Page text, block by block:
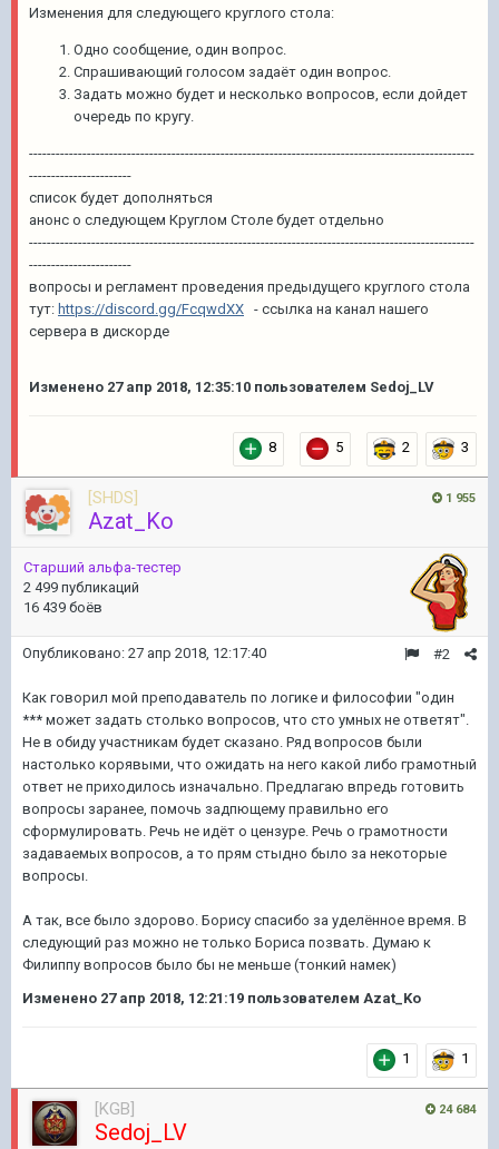
Изменения для следующего круглого стола:
Одно сообщение, один вопрос.
Спрашивающий голосом задаёт один вопрос.
Задать можно будет и несколько вопросов, если дойдет
очередь по кругу.
----------------------------------------------------------------------------------------------------
-----------------------
список будет дополняться
анонс о следующем Круглом Столе будет отдельно
----------------------------------------------------------------------------------------------------
-----------------------
вопросы и регламент проведения предыдущего круглого стола
тут: https://discord.gg/FcqwdXX - ссылка на канал нашего
сервера в дискорде
Изменено 27 апр 2018, 12:35:10 пользователем Sedoj_LV
8 5 2 3
1 955
[SHDS]
Azat_Ko
Старший альфа-тестер
2 499 публикаций
16 439 боёв
#2
Опубликовано: 27 апр 2018, 12:17:40
Как говорил мой преподаватель по логике и философии "один
*** может задать столько вопросов, что сто умных не ответят".
Не в обиду участникам будет сказано. Ряд вопросов были
настолько корявыми, что ожидать на него какой либо грамотный
ответ не приходилось изначально. Предлагаю впредь готовить
вопросы заранее, помочь задпющему правильно его
сформулировать. Речь не идёт о цензуре. Речь о грамотности
задаваемых вопросов, а то прям стыдно было за некоторые
вопросы.
А так, все было здорово. Борису спасибо за уделённое время. В
следующий раз можно не только Бориса позвать. Думаю к
Филиппу вопросов было бы не меньше (тонкий намек)
Изменено 27 апр 2018, 12:21:19 пользователем Azat_Ko
1 1
24 684
[KGB]
Sedoj_LV